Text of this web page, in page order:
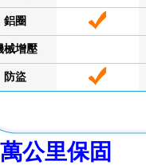
鋁圈
械增壓
防盜
公里保固